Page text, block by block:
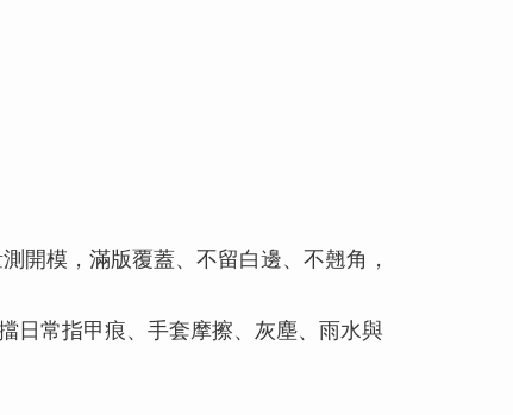
開模，滿版覆蓋、不留白邊、不翹角，
日常指甲痕、手套摩擦、灰塵、雨水與